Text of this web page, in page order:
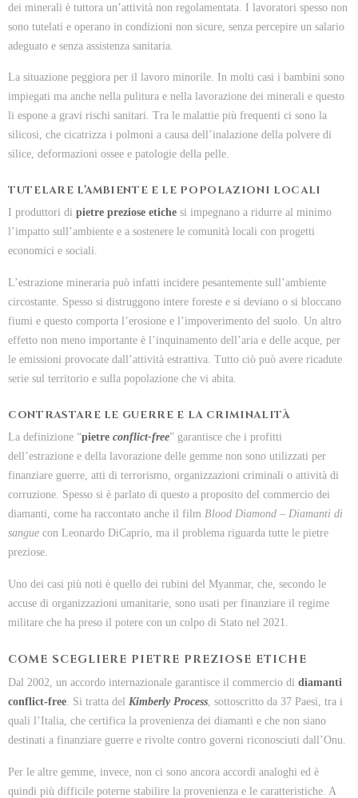
dei minerali è tuttora un’attività non regolamentata. I lavoratori spesso non
sono tutelati e operano in condizioni non sicure, senza percepire un salario
adeguato e senza assistenza sanitaria.
La situazione peggiora per il lavoro minorile. In molti casi i bambini sono
impiegati ma anche nella pulitura e nella lavorazione dei minerali e questo
li espone a gravi rischi sanitari. Tra le malattie più frequenti ci sono la
silicosi, che cicatrizza i polmoni a causa dell’inalazione della polvere di
silice, deformazioni ossee e patologie della pelle.
TUTELARE L’AMBIENTE E LE POPOLAZIONI LOCALI
I produttori di pietre preziose etiche si impegnano a ridurre al minimo
l’impatto sull’ambiente e a sostenere le comunità locali con progetti
economici e sociali.
L’estrazione mineraria può infatti incidere pesantemente sull’ambiente
circostante. Spesso si distruggono intere foreste e si deviano o si bloccano
fiumi e questo comporta l’erosione e l’impoverimento del suolo. Un altro
effetto non meno importante è l’inquinamento dell’aria e delle acque, per
le emissioni provocate dall’attività estrattiva. Tutto ciò può avere ricadute
serie sul territorio e sulla popolazione che vi abita.
CONTRASTARE LE GUERRE E LA CRIMINALITÀ
La definizione “pietre conflict-free” garantisce che i profitti
dell’estrazione e della lavorazione delle gemme non sono utilizzati per
finanziare guerre, atti di terrorismo, organizzazioni criminali o attività di
corruzione. Spesso si è parlato di questo a proposito del commercio dei
diamanti, come ha raccontato anche il film Blood Diamond – Diamanti di
sangue con Leonardo DiCaprio, ma il problema riguarda tutte le pietre
preziose.
Uno dei casi più noti è quello dei rubini del Myanmar, che, secondo le
accuse di organizzazioni umanitarie, sono usati per finanziare il regime
militare che ha preso il potere con un colpo di Stato nel 2021.
COME SCEGLIERE PIETRE PREZIOSE ETICHE
Dal 2002, un accordo internazionale garantisce il commercio di diamanti
conflict-free. Si tratta del Kimberly Process, sottoscritto da 37 Paesi, tra i
quali l’Italia, che certifica la provenienza dei diamanti e che non siano
destinati a finanziare guerre e rivolte contro governi riconosciuti dall’Onu.
Per le altre gemme, invece, non ci sono ancora accordi analoghi ed è
quindi più difficile poterne stabilire la provenienza e le caratteristiche. A